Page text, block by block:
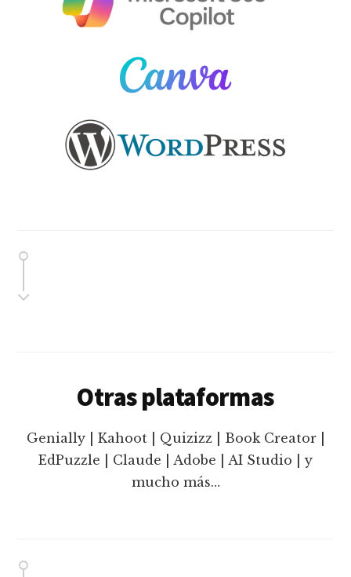
Otras plataformas
Genially | Kahoot | Quizizz | Book Creator |
EdPuzzle | Claude | Adobe | AI Studio | y
mucho más…